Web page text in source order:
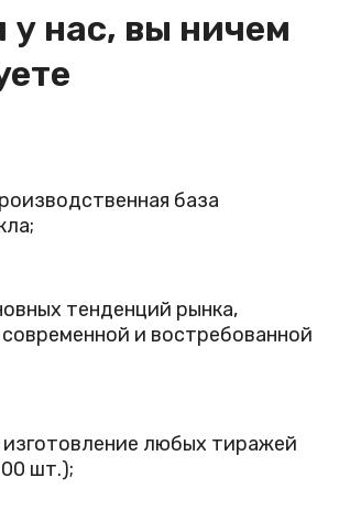
у нас, вы ничем
база
тенденций рынка,
и востребованной
любых тиражей
шт.);